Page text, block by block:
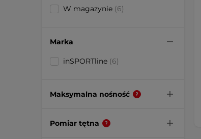
W magazynie (6)
Marka
inSPORTline (6)
Maksymalna nośność
Pomiar tętna